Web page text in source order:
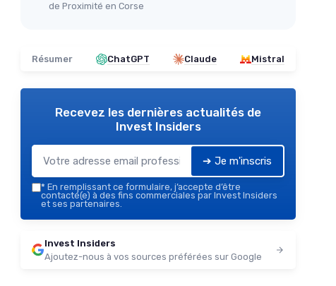
de Proximité en Corse
Résumer ChatGPT Claude Mistral
Recevez les dernières actualités de
Invest Insiders
➔ Je m'inscris
* En remplissant ce formulaire, j’accepte d’être
contacté(e) à des fins commerciales par Invest Insiders
et ses partenaires.
Invest Insiders
Ajoutez-nous à vos sources préférées sur Google